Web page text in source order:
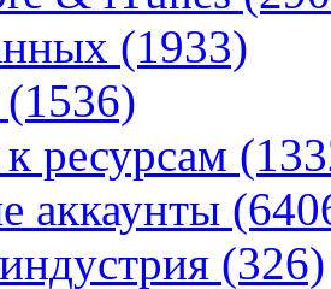
(1933)
(1536)
ресурсам
аккаунты
(326)